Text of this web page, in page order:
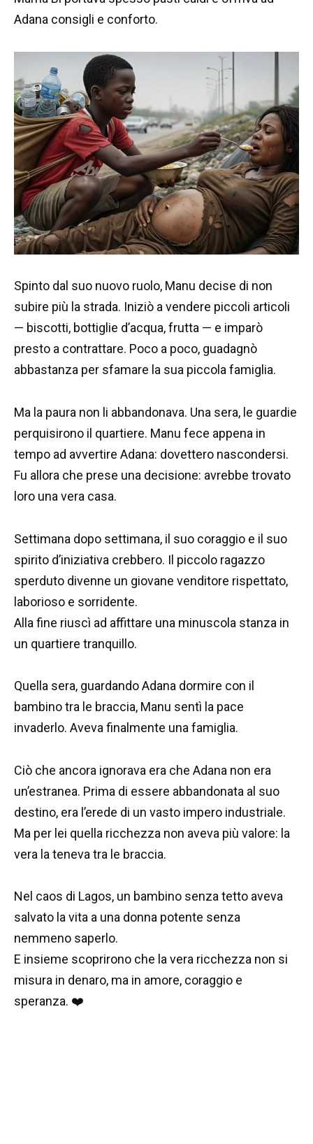
Adana consigli e conforto.
Spinto dal suo nuovo ruolo, Manu decise di non
subire più la strada. Iniziò a vendere piccoli articoli
— biscotti, bottiglie d’acqua, frutta — e imparò
presto a contrattare. Poco a poco, guadagnò
abbastanza per sfamare la sua piccola famiglia.
Ma la paura non li abbandonava. Una sera, le guardie
perquisirono il quartiere. Manu fece appena in
tempo ad avvertire Adana: dovettero nascondersi.
Fu allora che prese una decisione: avrebbe trovato
loro una vera casa.
Settimana dopo settimana, il suo coraggio e il suo
spirito d’iniziativa crebbero. Il piccolo ragazzo
sperduto divenne un giovane venditore rispettato,
laborioso e sorridente.
Alla fine riuscì ad affittare una minuscola stanza in
un quartiere tranquillo.
Quella sera, guardando Adana dormire con il
bambino tra le braccia, Manu sentì la pace
invaderlo. Aveva finalmente una famiglia.
Ciò che ancora ignorava era che Adana non era
un’estranea. Prima di essere abbandonata al suo
destino, era l’erede di un vasto impero industriale.
Ma per lei quella ricchezza non aveva più valore: la
vera la teneva tra le braccia.
Nel caos di Lagos, un bambino senza tetto aveva
salvato la vita a una donna potente senza
nemmeno saperlo.
E insieme scoprirono che la vera ricchezza non si
misura in denaro, ma in amore, coraggio e
speranza. ❤️